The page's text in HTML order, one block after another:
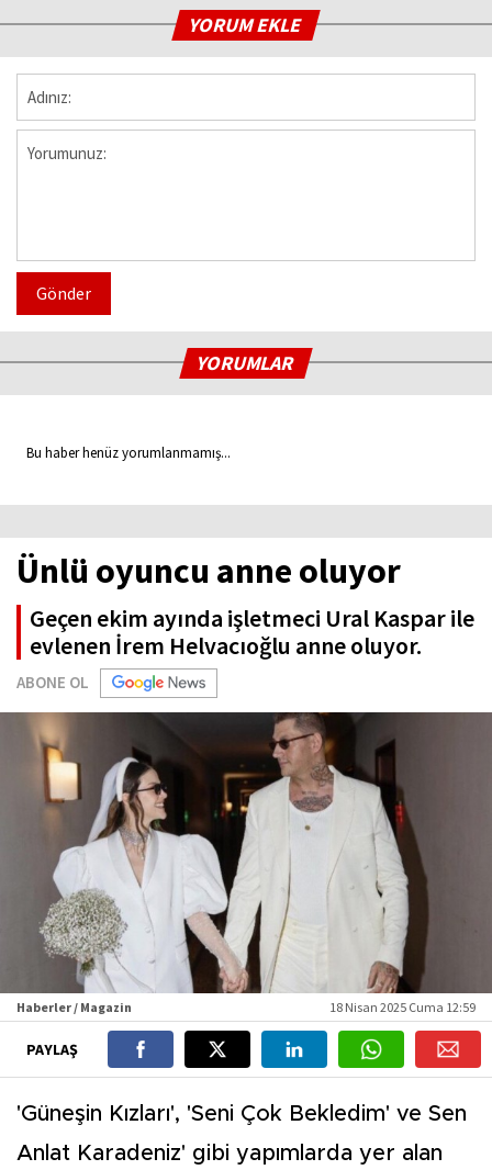
YORUM EKLE
Gönder
YORUMLAR
Bu haber henüz yorumlanmamış...
Ünlü oyuncu anne oluyor
Geçen ekim ayında işletmeci Ural Kaspar ile
evlenen İrem Helvacıoğlu anne oluyor.
ABONE OL
Haberler / Magazin 18 Nisan 2025 Cuma 12:59
PAYLAŞ
'Güneşin Kızları', 'Seni Çok Bekledim' ve Sen
Anlat Karadeniz' gibi yapımlarda yer alan